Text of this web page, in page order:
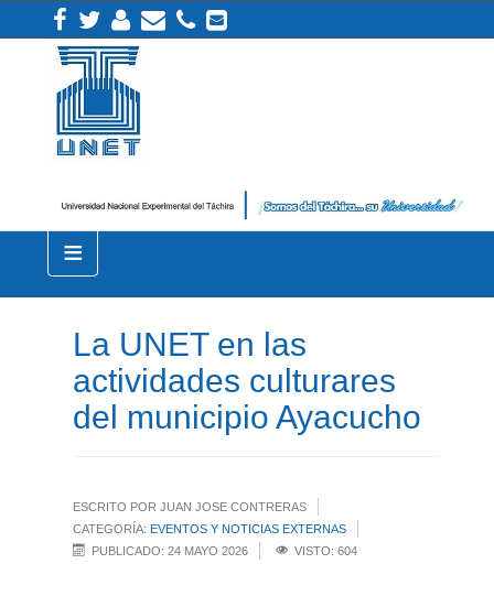
≡
La UNET en las
actividades culturares
del municipio Ayacucho
ESCRITO POR JUAN JOSE CONTRERAS
CATEGORÍA: EVENTOS Y NOTICIAS EXTERNAS
PUBLICADO: 24 MAYO 2026
VISTO: 604